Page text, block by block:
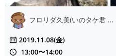
フロリダ久美(いのタケ君 ...
2019.11.08(金)
13:00〜14:00